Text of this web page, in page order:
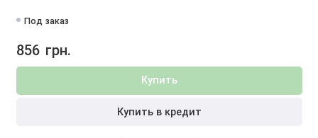
Под заказ
856 грн.
Купить
Купить в кредит